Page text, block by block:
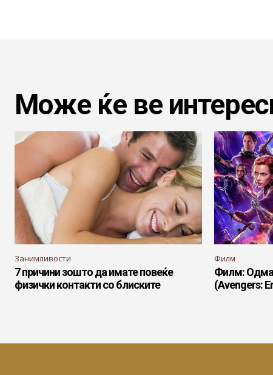
Може ќе ве
Занимливости
7 причини зошто да имате повеќе
физички контакти со блиските
Филм
Филм:
(Avengers: